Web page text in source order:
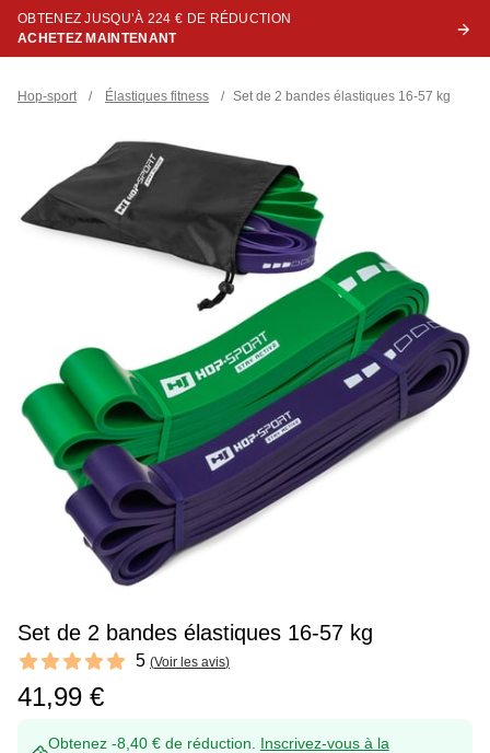
OBTENEZ JUSQU’À 224 € DE RÉDUCTION
ACHETEZ MAINTENANT
Hop-sport / Élastiques fitness / Set de 2 bandes élastiques 16-57 kg
Set de 2 bandes élastiques 16-57 kg
Reviews
5 out of 5 stars 5 (Voir les avis)
41,99 €
Obtenez -8,40 € de réduction. Inscrivez-vous à la